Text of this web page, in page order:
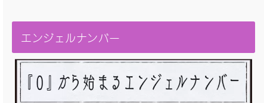
エンジェルナンバー